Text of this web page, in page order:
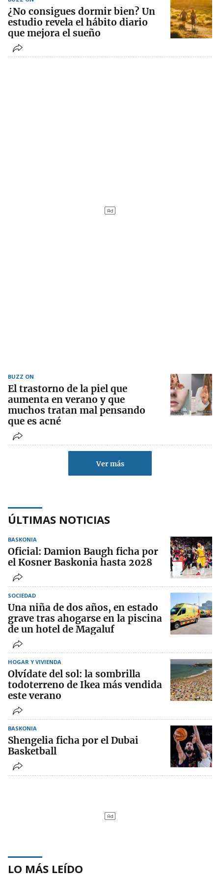
¿No consigues dormir bien? Un
estudio revela el hábito diario
que mejora el sueño
BUZZ ON
El trastorno de la piel que
aumenta en verano y que
muchos tratan mal pensando
que es acné
Ver más
ÚLTIMAS NOTICIAS
BASKONIA
Oficial: Damion Baugh ficha por
el Kosner Baskonia hasta 2028
SOCIEDAD
Una niña de dos años, en estado
grave tras ahogarse en la piscina
de un hotel de Magaluf
HOGAR Y VIVIENDA
Olvídate del sol: la sombrilla
todoterreno de Ikea más vendida
este verano
BASKONIA
Shengelia ficha por el Dubai
Basketball
LO MÁS LEÍDO